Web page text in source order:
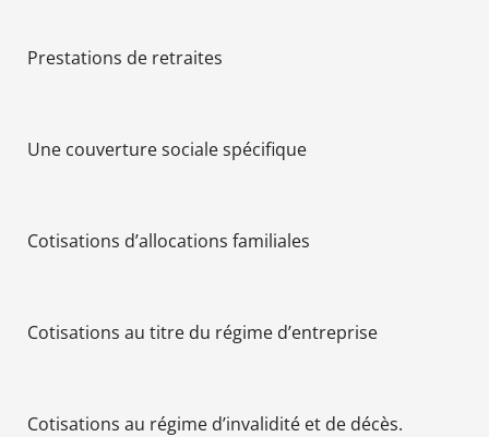
Prestations de retraites
Une couverture sociale spécifique
Cotisations d’allocations familiales
Cotisations au titre du régime d’entreprise
Cotisations au régime d’invalidité et de décès.